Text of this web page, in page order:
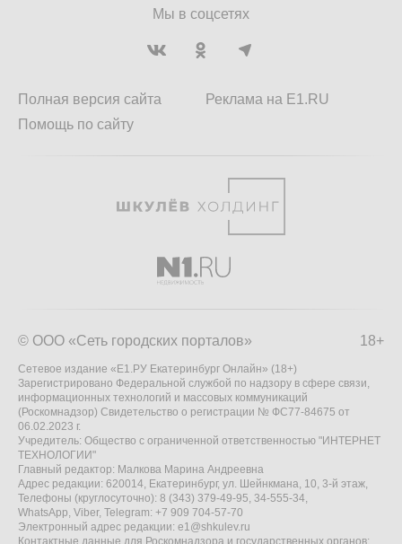
Мы в соцсетях
Полная версия сайта
Помощь по сайту
Реклама на E1.RU
18+
© ООО «Сеть городских порталов»
Сетевое издание «Е1.РУ Екатеринбург Онлайн» (18+)
Зарегистрировано Федеральной службой по надзору в сфере связи,
информационных технологий и массовых коммуникаций
(Роскомнадзор) Свидетельство о регистрации № ФС77-84675 от
06.02.2023 г.
Учредитель: Общество с ограниченной ответственностью "ИНТЕРНЕТ
ТЕХНОЛОГИИ"
Главный редактор: Малкова Марина Андреевна
Адрес редакции: 620014, Екатеринбург, ул. Шейнкмана, 10, 3-й этаж,
Телефоны (круглосуточно): 8 (343) 379-49-95, 34-555-34,
WhatsApp, Viber, Telegram: +7 909 704-57-70
Электронный адрес редакции: e1@shkulev.ru
Контактные данные для Роскомнадзора и государственных органов: